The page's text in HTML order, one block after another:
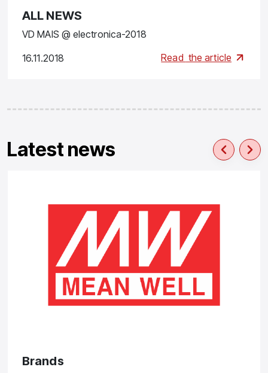
ALL NEWS
VD MAIS @ electronica-2018
16.11.2018 Read the article
Latest news
Brands